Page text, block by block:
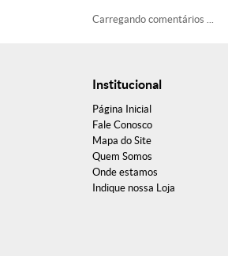
Carregando comentários ...
Institucional
Página Inicial
Fale Conosco
Mapa do Site
Quem Somos
Onde estamos
Indique nossa Loja